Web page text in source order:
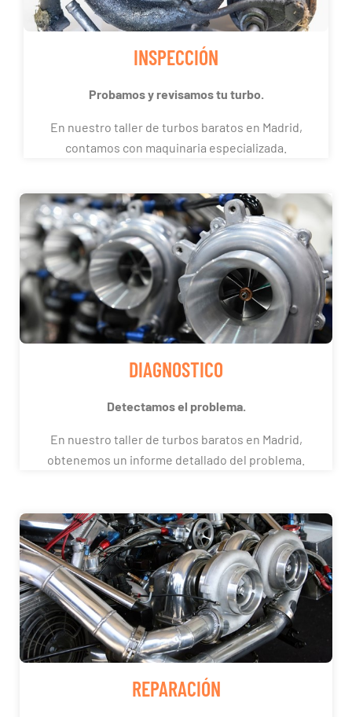
INSPECCIÓN
Probamos y revisamos tu turbo.
En nuestro taller de turbos baratos en Madrid,
contamos con maquinaria especializada.
DIAGNOSTICO
Detectamos el problema.
En nuestro taller de turbos baratos en Madrid,
obtenemos un informe detallado del problema.
REPARACIÓN